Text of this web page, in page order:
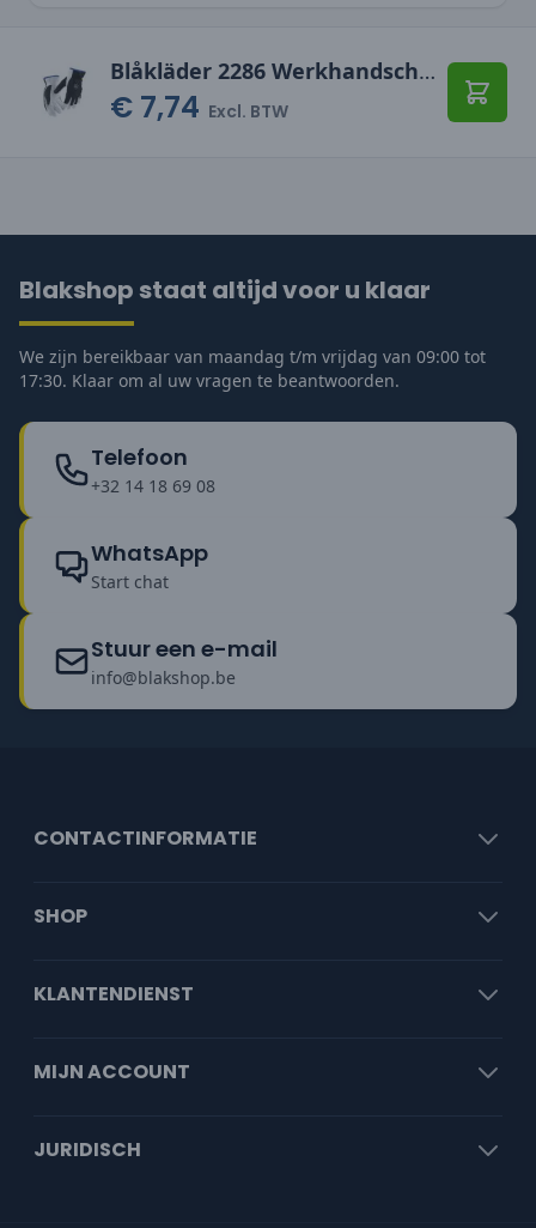
Blåkläder 2286 Werkhandschoenen gevoerd
€ 7,74 Excl. BTW
Blakshop staat altijd voor u klaar
We zijn bereikbaar van maandag t/m vrijdag van 09:00 tot
17:30. Klaar om al uw vragen te beantwoorden.
Telefoon
+32 14 18 69 08
WhatsApp
Start chat
Stuur een e-mail
info@blakshop.be
CONTACTINFORMATIE
SHOP
KLANTENDIENST
MIJN ACCOUNT
JURIDISCH